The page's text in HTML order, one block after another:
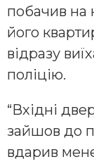
побачив на
його
відразу
поліцію.
“Вхідні
зайшов до
вдарив